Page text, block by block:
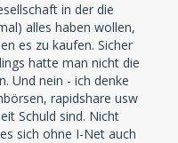
in der die
alles haben wollen,
es zu kaufen. Sicher
hatte man nicht die
Und nein - ich denke
rapidshare usw
Schuld sind. Nicht
sich ohne I-Net auch